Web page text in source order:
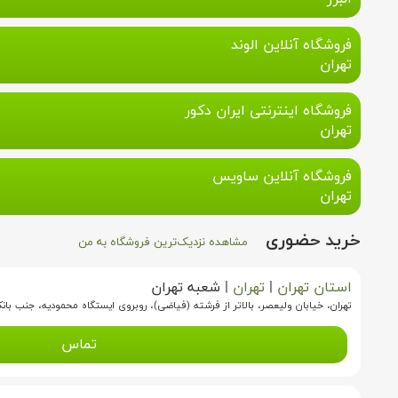
فروشگاه آنلاین الوند
تهران
فروشگاه اینترنتی ایران دکور
تهران
فروشگاه آنلاین ساویس
تهران
خرید حضوری مشاهده نزدیک‌ترین فروشگاه به من
استان تهران | تهران | شعبه تهران
تهران، خیابان ولیعصر، بالاتر از فرشته (فیاضی)، روبروی ایستگاه محمودیه، جنب بانک
تماس